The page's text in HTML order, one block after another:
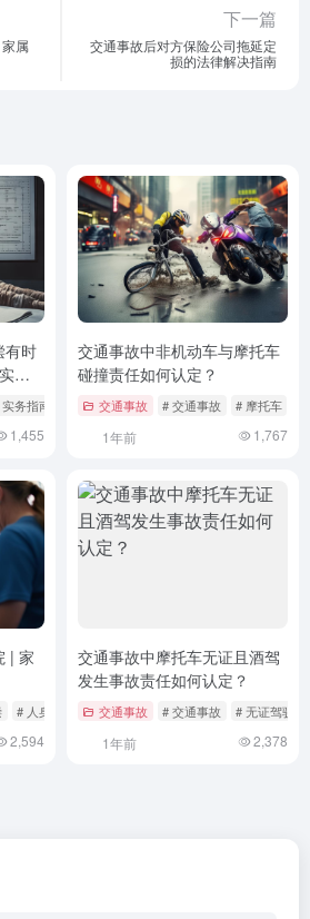
属
下一篇
交通事故后对方保险公司拖延定
损的法律解决指南
有时
务
务指南 # 法律解读
1,455
交通事故中非机动车与摩托车
碰撞责任如何认定？
交通事故 # 交通事故 # 摩托车
1年前 1,767
| 家
# 人身损害赔偿 # 家属陪护维权
2,594
交通事故中摩托车无证且酒驾
发生事故责任如何认定？
交通事故 # 交通事故 # 无证驾驶
1年前 2,378